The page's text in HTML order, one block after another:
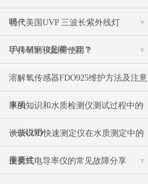
吗？
替代美国UVP 三波长紫外线灯
UVLMS-38是哪一款？
手持研磨仪如何使用？
溶解氧传感器FDO925维护方法及注意
事项
水的知识和水质检测仪测试过程中的
一些说明
谈谈COD快速测定仪在水质测定中的
重要性
便携式电导率仪的常见故障分享